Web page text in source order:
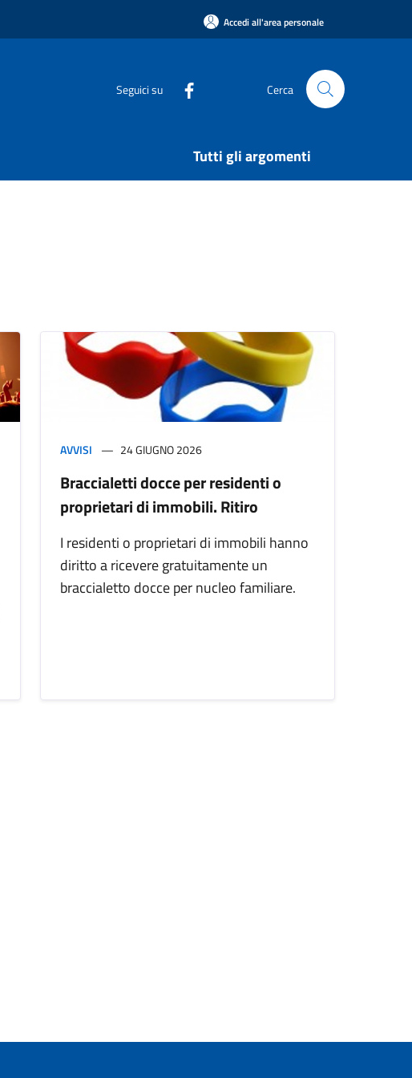
Accedi all'area personale
Seguici su Cerca
Tutti gli argomenti
AVVISI 24 GIUGNO 2026
Braccialetti docce per residenti o
proprietari di immobili. Ritiro
I residenti o proprietari di immobili hanno
diritto a ricevere gratuitamente un
braccialetto docce per nucleo familiare.